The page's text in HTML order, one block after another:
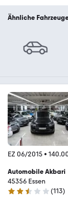
Ähnliche
EZ 06/2015 •
Automobile Akbari
45356 Essen
2.7 Sterne
(113)